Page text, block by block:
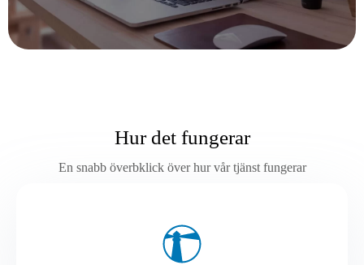
Hur det fungerar
En snabb överbklick över hur vår tjänst fungerar